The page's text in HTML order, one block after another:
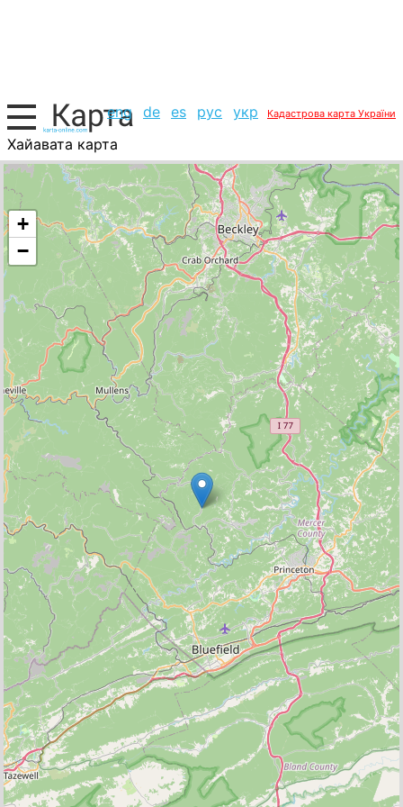
eng de es рус укр Кадастрова карта України
Хайавата карта
США, список міст
+
−